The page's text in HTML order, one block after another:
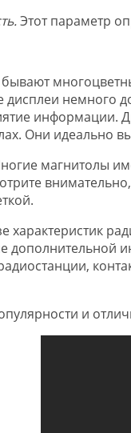
Этот параметр
дисплеи немного
информации.
Они идеально
магнитолы
характеристик
дополнительной
и